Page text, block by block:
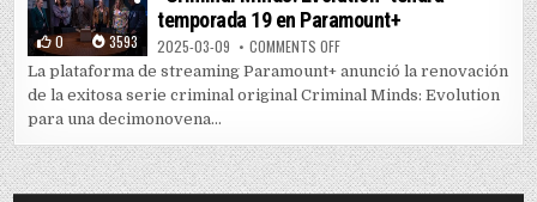
0 3593
temporada 19 en Paramount+
2025-03-09 COMMENTS OFFON “CRIMINAL MINDS:
La plataforma de streaming Paramount+ anunció la renovación
de la exitosa serie criminal original Criminal Minds: Evolution
para una decimonovena...